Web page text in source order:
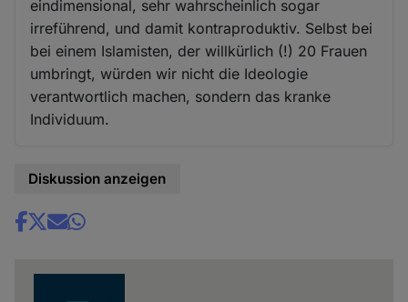
eindimensional, sehr wahrscheinlich sogar
irreführend, und damit kontraproduktiv. Selbst bei
bei einem Islamisten, der willkürlich (!) 20 Frauen
umbringt, würden wir nicht die Ideologie
verantwortlich machen, sondern das kranke
Individuum.
Diskussion anzeigen
Share